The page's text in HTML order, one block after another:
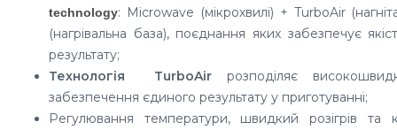
technology: Microwave (мікрохвилі) + TurboAir
(нагрівальна база), поєднання яких забезпечує
результату;
Технологія TurboAir розподіляє
забезпечення єдиного результату у приготуванні;
Регулювання температури, швидкий розігрів та